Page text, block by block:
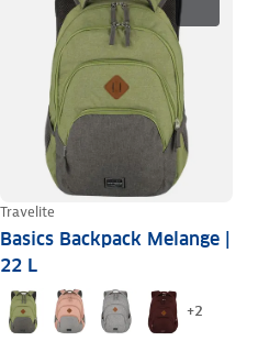
Travelite
Basics Backpack Melange |
22 L
+2